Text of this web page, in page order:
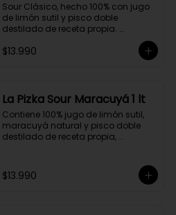
Sour Clásico, hecho 100% con jugo
de limón sutil y pisco doble
destilado de receta propia.
Elaborado en el corazón del Valle
del Elqui, hecho a partir de uva
$13.990
La Pizka Sour Maracuyá 1 lt
Contiene 100% jugo de limón sutil,
maracuyá natural y pisco doble
destilado de receta propia,
Características:
$13.990